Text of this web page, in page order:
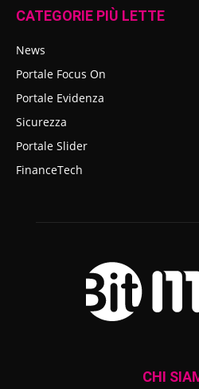
CATEGORIE PIÙ LETTE
News
Portale Focus On
Portale Evidenza
Sicurezza
Portale Slider
FinanceTech
CHI